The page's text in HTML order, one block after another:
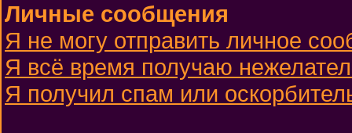
Личные сообщения
Я не могу отправить личное
Я всё время получаю
Я получил спам или